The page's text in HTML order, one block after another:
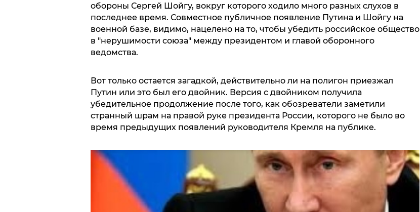
обороны Сергей Шойгу, вокруг которого ходило много разных слухов в
последнее время. Совместное публичное появление Путина и Шойгу на
военной базе, видимо, нацелено на то, чтобы убедить российское общество
в "нерушимости союза" между президентом и главой оборонного
ведомства.
Вот только остается загадкой, действительно ли на полигон приезжал
Путин или это был его двойник. Версия с двойником получила
убедительное продолжение после того, как обозреватели заметили
странный шрам на правой руке президента России, которого не было во
время предыдущих появлений руководителя Кремля на публике.